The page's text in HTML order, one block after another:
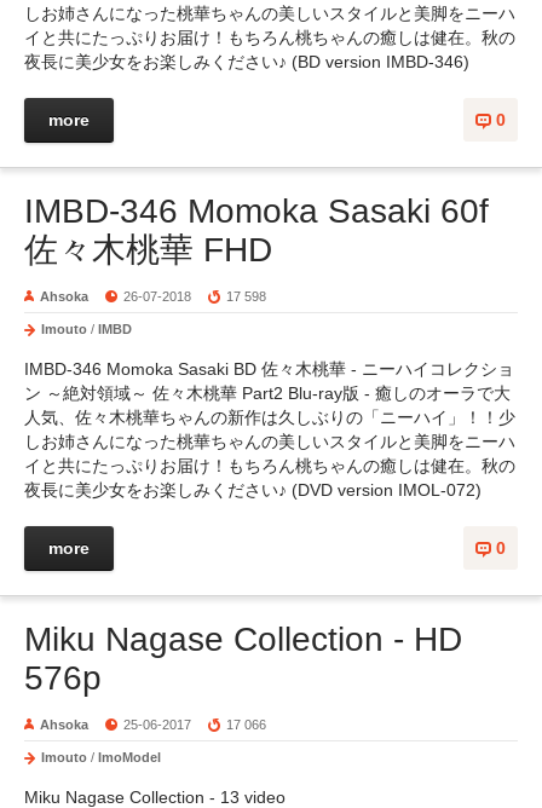
しお姉さんになった桃華ちゃんの美しいスタイルと美脚をニーハ
イと共にたっぷりお届け！もちろん桃ちゃんの癒しは健在。秋の
夜長に美少女をお楽しみください♪ (BD version IMBD-346)
0
more
IMBD-346 Momoka Sasaki 60f
佐々木桃華 FHD
Ahsoka 26-07-2018 17 598
Imouto / IMBD
IMBD-346 Momoka Sasaki BD 佐々木桃華 - ニーハイコレクショ
ン ～絶対領域～ 佐々木桃華 Part2 Blu-ray版 - 癒しのオーラで大
人気、佐々木桃華ちゃんの新作は久しぶりの「ニーハイ」！！少
しお姉さんになった桃華ちゃんの美しいスタイルと美脚をニーハ
イと共にたっぷりお届け！もちろん桃ちゃんの癒しは健在。秋の
夜長に美少女をお楽しみください♪ (DVD version IMOL-072)
0
more
Miku Nagase Collection - HD
576p
Ahsoka 25-06-2017 17 066
Imouto / ImoModel
Miku Nagase Collection - 13 video